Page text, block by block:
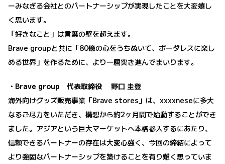
ーみなぎる会社とのパートナーシップが実現したことを大変嬉し
く思います。
「好きなこと」は言葉の壁を超えます。
Brave groupと共に「80億の心をうちぬいて、ボーダレスに楽し
める世界」を作るために、より一層突き進んでまいります。
・Brave group 代表取締役 野口 圭登
海外向けグッズ販売事業「Brave stores」は、xxxxneseに多大
なるご尽力をいただき、構想から約2ヶ月間で始動することができ
ました。アジアという巨大マーケットへ本格参入するにあたり、
信頼できるパートナーの存在は大変心強く、今回の締結によって
より強固なパートナーシップを築けることを有り難く思っていま